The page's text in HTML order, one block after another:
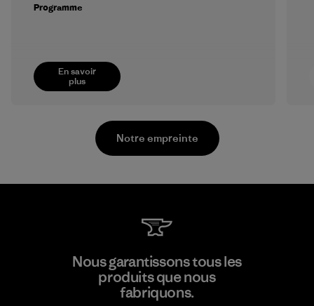
En savoir
plus
Programme
Toyota Tsusho
Material-supplier
Notre empreinte
Nous garantissons tous les
produits que nous
fabriquons.